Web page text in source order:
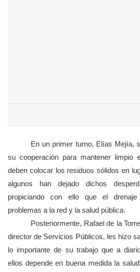
En un primer turno, Elías Mejía,
su cooperación para mantener limpio
deben colocar los residuos sólidos en
algunos han dejado dichos
propiciando con ello que el
problemas a la red y la salud pública.
Posteriormente, Rafael de la
director de Servicios Públicos, les hizo
lo importante de su trabajo que a
ellos depende en buena medida la